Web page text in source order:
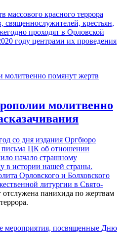
массового красного террора
священнослужителей, крестьян,
проходят в Орловской
году центрами их проведения
молитвенно
со дня издания Оргбюро
ЦК об отношении
начало страшному
в истории нашей страны.
Орловского и Болховского
литургии в Свято-
отслужена панихида по жертвам